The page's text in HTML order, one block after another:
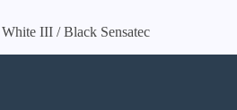
III / Black Sensatec